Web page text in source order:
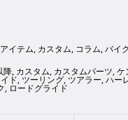
アイテム, カスタム, コラム,バイク
降, カスタム, カスタムパーツ,ケ
ド,ツーリング, ツアラー,ハー
, ロードグライド